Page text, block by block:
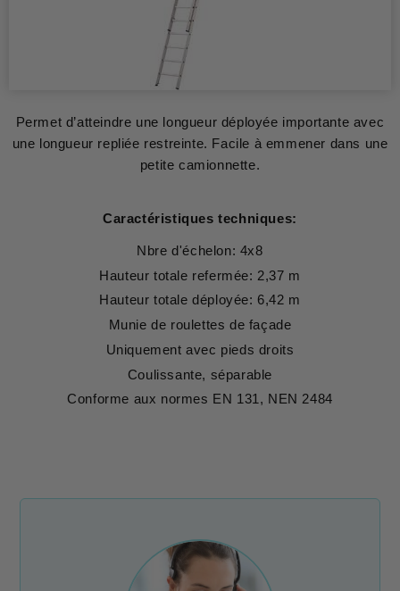
Permet d’atteindre une longueur déployée importante avec
une longueur repliée restreinte. Facile à emmener dans une
petite camionnette.
Caractéristiques techniques:
Nbre d'échelon: 4x8
Hauteur totale refermée: 2,37 m
Hauteur totale déployée: 6,42 m
Munie de roulettes de façade
Uniquement avec pieds droits
Coulissante, séparable
Conforme aux normes EN 131, NEN 2484